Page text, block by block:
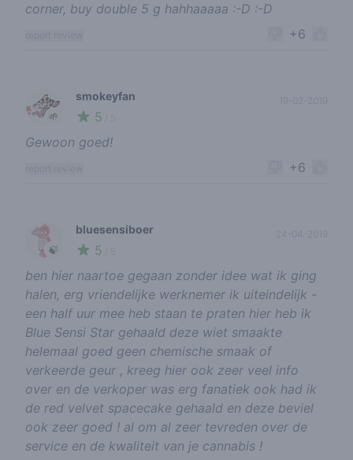
corner, buy double 5 g hahhaaaaa :-D :-D
+6
🌱
smokeyfan
5
Gewoon goed!
+6
🍃
bluesensiboer
5
ben hier naartoe gegaan zonder idee wat ik ging
halen, erg vriendelijke werknemer ik uiteindelijk -
een half uur mee heb staan te praten hier heb ik
Blue Sensi Star gehaald deze wiet smaakte
helemaal goed geen chemische smaak of
verkeerde geur , kreeg hier ook zeer veel info
over en de verkoper was erg fanatiek ook had ik
de red velvet spacecake gehaald en deze beviel
ook zeer goed ! al om al zeer tevreden over de
service en de kwaliteit van je cannabis !